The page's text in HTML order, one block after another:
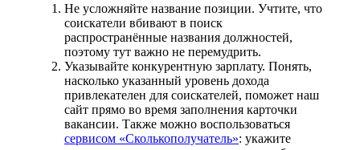
Не усложняйте название позиции. Учтите, что
соискатели вбивают в поиск
распространённые названия должностей,
поэтому тут важно не перемудрить.
Указывайте конкурентную зарплату. Понять,
насколько указанный уровень дохода
привлекателен для соискателей, поможет наш
сайт прямо во время заполнения карточки
вакансии. Также можно воспользоваться
сервисом «Сколькополучатель»: укажите